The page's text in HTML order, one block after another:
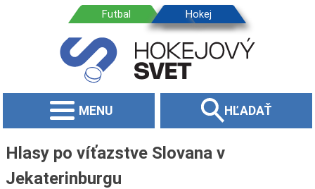
MENU HĽADAŤ
Hlasy po víťazstve Slovana v
Jekaterinburgu